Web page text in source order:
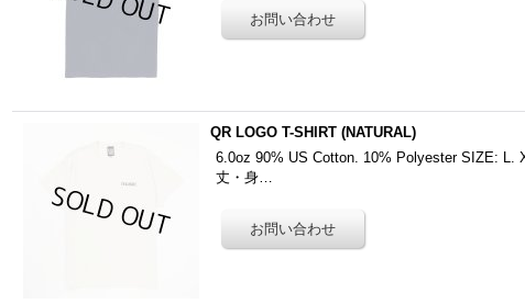
QR LOGO T-SHIRT (NATURAL)
6.0oz 90% US Cotton. 10% Polyester SIZE: L.
丈・身…